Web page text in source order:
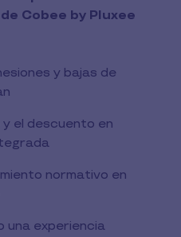
Cobee by Pluxee
y bajas de
el descuento en
normativo en
una experiencia